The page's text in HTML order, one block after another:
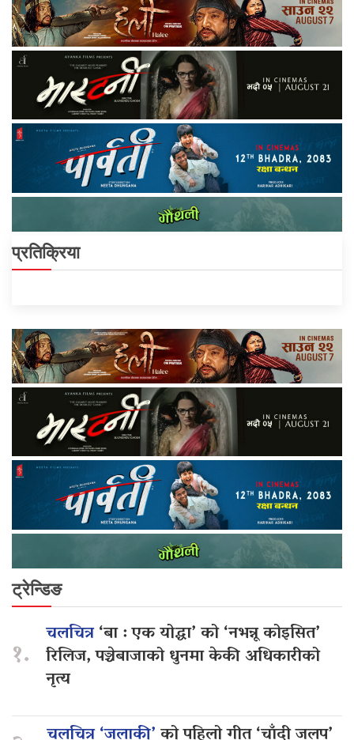
प्रतिक्रिया
ट्रेन्डिङ
१.
चलचित्र‘बा : एक योद्धा’ को ‘नभन्नू कोइसित’
रिलिज, पञ्चेबाजाको धुनमा केकी अधिकारीको
नृत्य